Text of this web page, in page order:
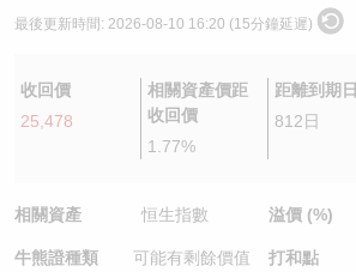
最後更新時間: 2026-08-10 16:20 (15分鐘延遲)
收回價
25,478
相關資產價距
收回價
1.77%
距離到期日
812日
相關資產 恒生指數
牛熊證種類
可能有剩餘價值
溢價 (%)
打和點
牛熊證文件及公告